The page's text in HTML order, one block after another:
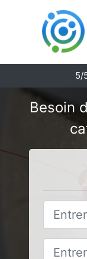
5/
Besoin